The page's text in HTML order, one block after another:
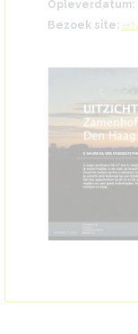
Opleverdatum:
Bezoek site: